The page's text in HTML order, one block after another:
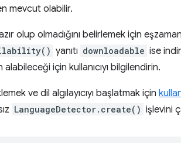
mevcut olabilir.
olup olmadığını belirlemek için
yanıtı downloadable ise
için kullanıcıyı bilgilendirin.
ve dil algılayıcıyı başlatmak için
LanguageDetector.create() işlevini